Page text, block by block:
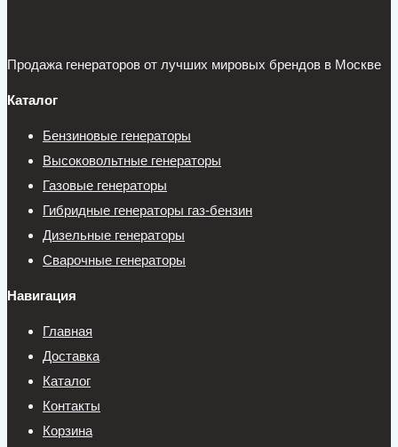
Продажа генераторов от лучших мировых брендов в Москве
Каталог
Бензиновые генераторы
Высоковольтные генераторы
Газовые генераторы
Гибридные генераторы газ-бензин
Дизельные генераторы
Сварочные генераторы
Навигация
Главная
Доставка
Каталог
Контакты
Корзина